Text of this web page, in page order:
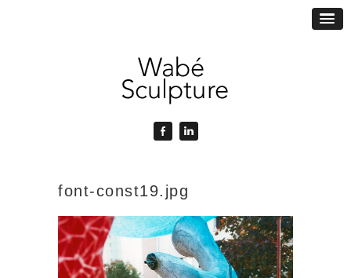
font-const19.jpg